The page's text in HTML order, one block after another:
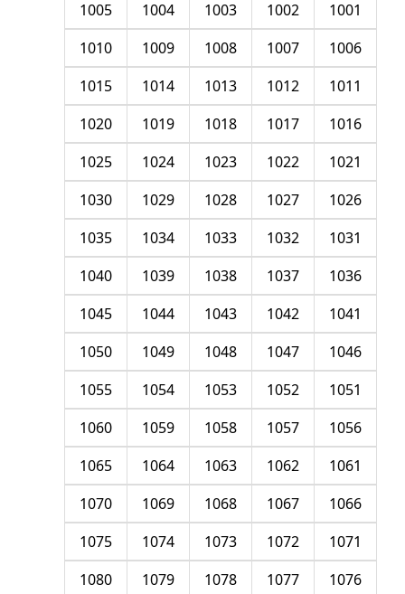
1001
1002
1003
1004
1005
1006
1007
1008
1009
1010
1011
1012
1013
1014
1015
1016
1017
1018
1019
1020
1021
1022
1023
1024
1025
1026
1027
1028
1029
1030
1031
1032
1033
1034
1035
1036
1037
1038
1039
1040
1041
1042
1043
1044
1045
1046
1047
1048
1049
1050
1051
1052
1053
1054
1055
1056
1057
1058
1059
1060
1061
1062
1063
1064
1065
1066
1067
1068
1069
1070
1071
1072
1073
1074
1075
1076
1077
1078
1079
1080